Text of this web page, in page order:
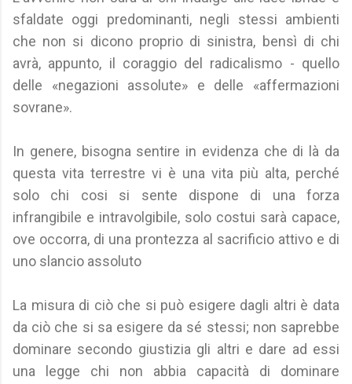
sfaldate oggi predominanti, negli stessi ambienti
che non si dicono proprio di sinistra, bensì di chi
avrà, appunto, il coraggio del radicalismo - quello
delle «negazioni assolute» e delle «affermazioni
sovrane».
In genere, bisogna sentire in evidenza che di là da
questa vita terrestre vi è una vita più alta, perché
solo chi cosi si sente dispone di una forza
infrangibile e intravolgibile, solo costui sarà capace,
ove occorra, di una prontezza al sacrificio attivo e di
uno slancio assoluto
La misura di ciò che si può esigere dagli altri è data
da ciò che si sa esigere da sé stessi; non saprebbe
dominare secondo giustizia gli altri e dare ad essi
una legge chi non abbia capacità di dominare